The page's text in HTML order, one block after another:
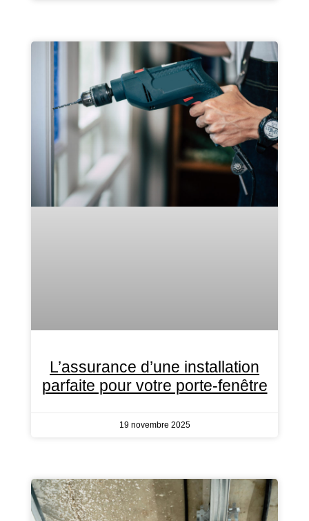
L’assurance d’une installation
parfaite pour votre porte-fenêtre
19 novembre 2025